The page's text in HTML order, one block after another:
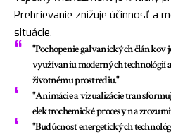
Prehrievanie znižuje účinnosť a
situácie.
"Pochopenie galvanických
využívaniu moderných technológií
životnému prostrediu."
"Animácie a vizualizácie
elektrochemické procesy na
"Budúcnosť energetických